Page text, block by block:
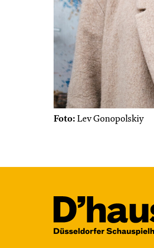
Foto: Lev Gonopolskiy